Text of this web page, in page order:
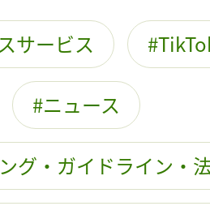
サービス
ニュース
グ・ガイドライン・